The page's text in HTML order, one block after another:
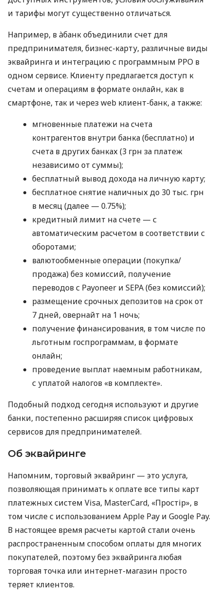
и тарифы могут существенно отличаться.
Например, в àбанк объединили счет для
предпринимателя, бизнес-карту, различные виды
эквайринга и интеграцию с программным РРО в
одном сервисе. Клиенту предлагается доступ к
счетам и операциям в формате онлайн, как в
смартфоне, так и через web клиент-банк, а также:
мгновенные платежи на счета
контрагентов внутри банка (бесплатно) и
счета в других банках (3 грн за платеж
независимо от суммы);
бесплатный вывод дохода на личную карту;
бесплатное снятие наличных до 30 тыс. грн
в месяц (далее — 0.75%);
кредитный лимит на счете — с
автоматическим расчетом в соответствии с
оборотами;
валютообменные операции (покупка/
продажа) без комиссий, получение
переводов с Payoneer и SEPA (без комиссий);
размещение срочных депозитов на срок от
7 дней, овернайт на 1 ночь;
получение финансирования, в том числе по
льготным госпрограммам, в формате
онлайн;
проведение выплат наемным работникам,
с уплатой налогов «в комплекте».
Подобный подход сегодня используют и другие
банки, постепенно расширяя список цифровых
сервисов для предпринимателей.
Об эквайринге
Напомним, торговый эквайринг — это услуга,
позволяющая принимать к оплате все типы карт
платежных систем Visa, MasterCard, «Простір», в
том числе с использованием Apple Pay и Google Pay.
В настоящее время расчеты картой стали очень
распространенным способом оплаты для многих
покупателей, поэтому без эквайринга любая
торговая точка или интернет-магазин просто
теряет клиентов.